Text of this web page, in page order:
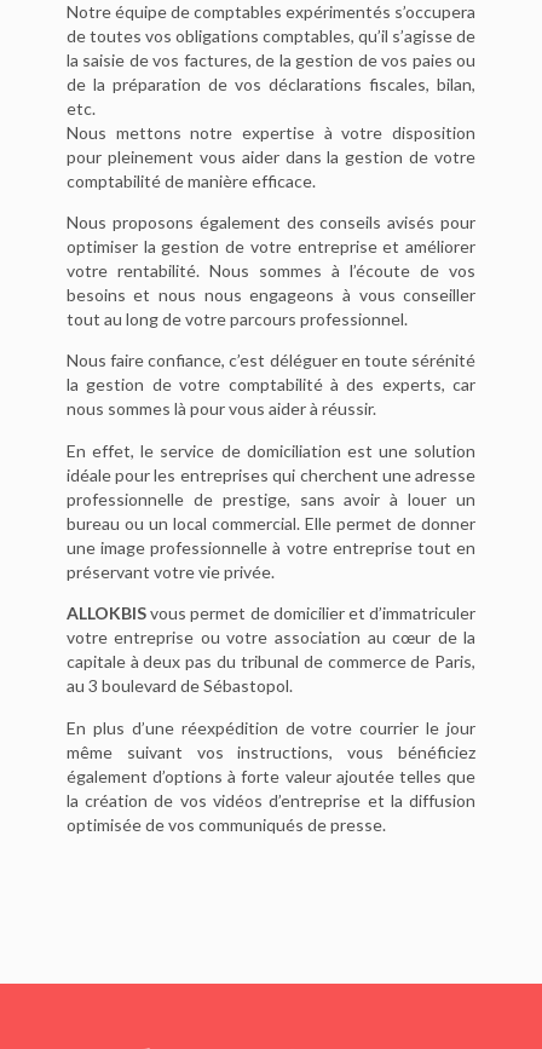
Notre équipe de comptables expérimentés s’occupera
de toutes vos obligations comptables, qu’il s’agisse de
la saisie de vos factures, de la gestion de vos paies ou
de la préparation de vos déclarations fiscales, bilan,
etc.
Nous mettons notre expertise à votre disposition
pour pleinement vous aider dans la gestion de votre
comptabilité de manière efficace.
Nous proposons également des conseils avisés pour
optimiser la gestion de votre entreprise et améliorer
votre rentabilité. Nous sommes à l’écoute de vos
besoins et nous nous engageons à vous conseiller
tout au long de votre parcours professionnel.
Nous faire confiance, c’est déléguer en toute sérénité
la gestion de votre comptabilité à des experts, car
nous sommes là pour vous aider à réussir.
En effet, le service de domiciliation est une solution
idéale pour les entreprises qui cherchent une adresse
professionnelle de prestige, sans avoir à louer un
bureau ou un local commercial. Elle permet de donner
une image professionnelle à votre entreprise tout en
préservant votre vie privée.
ALLOKBISvous permet de domicilier et d’immatriculer
votre entreprise ou votre association au cœur de la
capitale à deux pas du tribunal de commerce de Paris,
au 3 boulevard de Sébastopol.
En plus d’une réexpédition de votre courrier le jour
même suivant vos instructions, vous bénéficiez
également d’options à forte valeur ajoutée telles que
la création de vos vidéos d’entreprise et la diffusion
optimisée de vos communiqués de presse.